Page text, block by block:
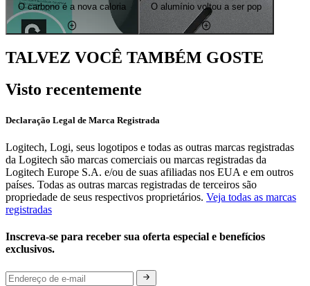
O carbono é a nova caloria O alumínio voltou a ser pop
TALVEZ VOCÊ TAMBÉM GOSTE
Visto recentemente
Declaração Legal de Marca Registrada
Logitech, Logi, seus logotipos e todas as outras marcas registradas
da Logitech são marcas comerciais ou marcas registradas da
Logitech Europe S.A. e/ou de suas afiliadas nos EUA e em outros
países. Todas as outras marcas registradas de terceiros são
propriedade de seus respectivos proprietários. Veja todas as marcas
registradas
Inscreva-se para receber sua oferta especial e benefícios
exclusivos.